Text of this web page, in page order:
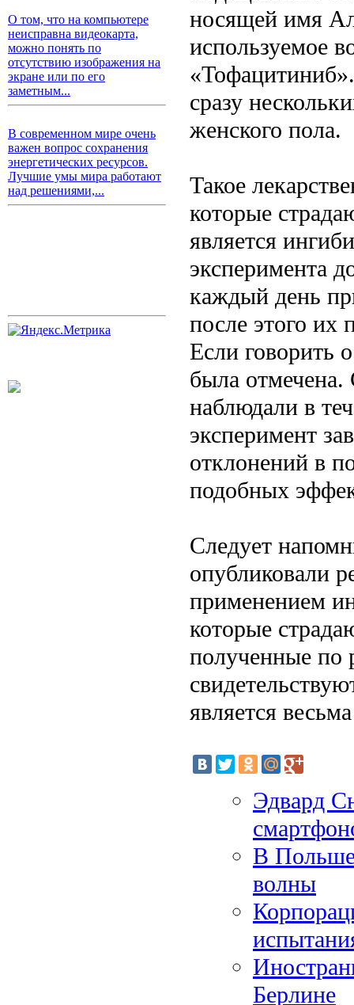
О том, что на компьютере
неисправна видеокарта,
можно понять по
отсутствию изображения на
экране или по его
заметным...
В современном мире очень
важен вопрос сохранения
энергетических ресурсов.
Лучшие умы мира работают
над решениями,...
носящей имя
используемое
сразу
женского пола.
Такое
которые
является
эксперимента
каждый день
после этого их
Если говорить
была
наблюдали в
эксперимент
отклонений в
подобных
Следует
опубликовали
применением
которые
полученные по
является
Эдвард
В Польше
волны
Берлине